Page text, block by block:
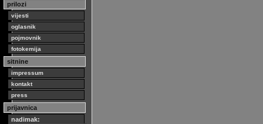
prilozi
vijesti
oglasnik
pojmovnik
fotokemija
sitnine
impressum
kontakt
press
prijavnica
nadimak: